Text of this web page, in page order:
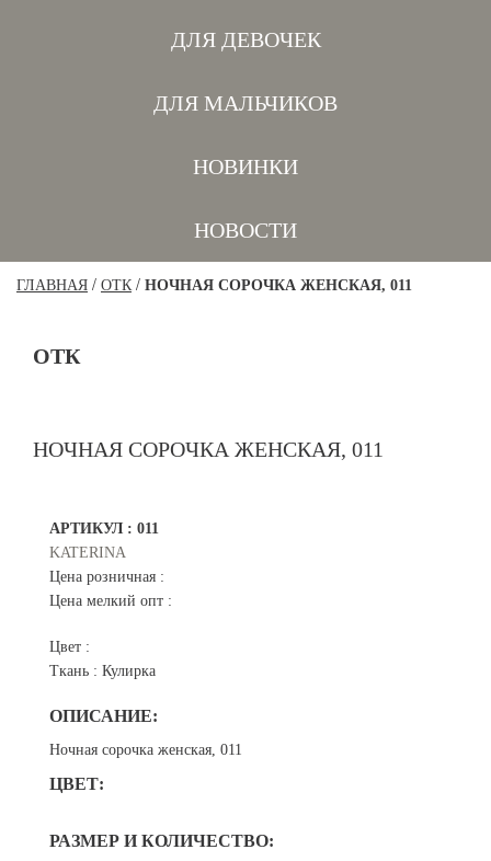
ДЛЯ ДЕВОЧЕК
ДЛЯ МАЛЬЧИКОВ
НОВИНКИ
НОВОСТИ
ГЛАВНАЯ / ОТК/ НОЧНАЯ СОРОЧКА ЖЕНСКАЯ, 011
ОТК
НОЧНАЯ СОРОЧКА ЖЕНСКАЯ, 011
АРТИКУЛ : 011
KATERINA
Цена розничная :
Цена мелкий опт :
Цвет :
Ткань : Кулирка
ОПИСАНИЕ:
Ночная сорочка женская, 011
ЦВЕТ:
РАЗМЕР И КОЛИЧЕСТВО: